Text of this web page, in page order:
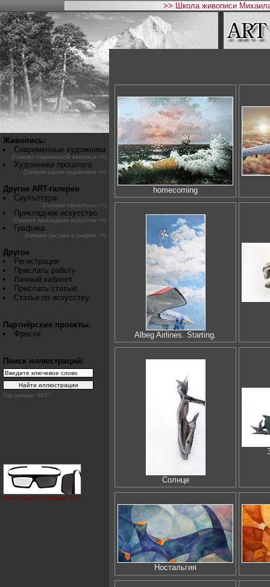
>> Школа живописи
Живопись:
Современные художники
(Галерея современной живописи >>)
Художники прошлого
(Галерея картин художников >>)
Другие ART-галереи
Скульптура
(Галерея скульптуры >>)
Прикладное искусство
(Галерея прикладного искусства >>)
Графика
(Галерея рисунка и графики >>)
Другое
Регистрация
Прислать работу
Личный кабинет
Прислать статью
Статьи по искусству
Партнёрские проекты:
Фрески
Поиск иллюстраций:
Top галереи "АРТ"
Как создаётся эффект 3D?
homecoming
Albeg Airlines. Starting.
Солнце
Ностальгия